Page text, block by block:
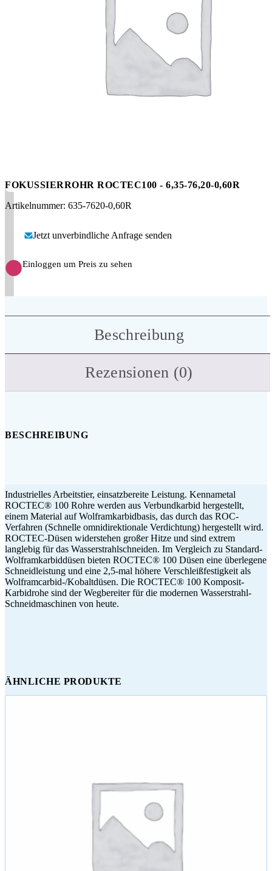
FOKUSSIERROHR ROCTEC100 - 6,35-76,20-0,60R
Artikelnummer: 635-7620-0,60R
Jetzt unverbindliche Anfrage senden
Einloggen um Preis zu sehen
Beschreibung
Rezensionen (0)
BESCHREIBUNG
Industrielles Arbeitstier, einsatzbereite Leistung. Kennametal
ROCTEC® 100 Rohre werden aus Verbundkarbid hergestellt,
einem Material auf Wolframkarbidbasis, das durch das ROC-
Verfahren (Schnelle omnidirektionale Verdichtung) hergestellt wird.
ROCTEC-Düsen widerstehen großer Hitze und sind extrem
langlebig für das Wasserstrahlschneiden. Im Vergleich zu Standard-
Wolframkarbiddüsen bieten ROCTEC® 100 Düsen eine überlegene
Schneidleistung und eine 2,5-mal höhere Verschleißfestigkeit als
Wolframcarbid-/Kobaltdüsen. Die ROCTEC® 100 Komposit-
Karbidrohe sind der Wegbereiter für die modernen Wasserstrahl-
Schneidmaschinen von heute.
ÄHNLICHE PRODUKTE